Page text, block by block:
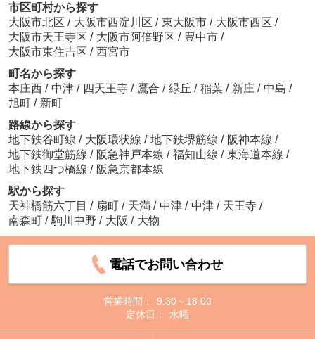
市区町村から探す
大阪市北区 / 大阪市西淀川区 / 東大阪市 / 大阪市西区 /
大阪市天王寺区 / 大阪市阿倍野区 / 豊中市 /
大阪市東住吉区 / 西宮市
町名から探す
本庄西 / 中津 / 四天王寺 / 鷹合 / 緑丘 / 稲葉 / 新庄 / 中島 /
旭町 / 新町
路線から探す
地下鉄谷町線 / 大阪環状線 / 地下鉄堺筋線 / 阪神本線 /
地下鉄御堂筋線 / 阪急神戸本線 / 福知山線 / 東海道本線 /
地下鉄四つ橋線 / 阪急京都本線
駅から探す
天神橋筋六丁目 / 扇町 / 天満 / 中津 / 中津 / 天王寺 /
南森町 / 駒川中野 / 大阪 / 大物
電話でお問い合わせ
営業時間：
9:30～18:00
定休日：
水曜